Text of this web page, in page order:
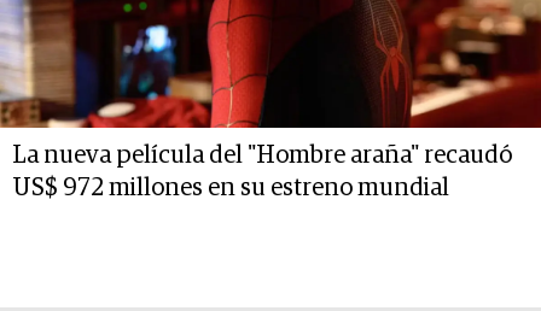
La nueva película del "Hombre araña" recaudó
US$ 972 millones en su estreno mundial